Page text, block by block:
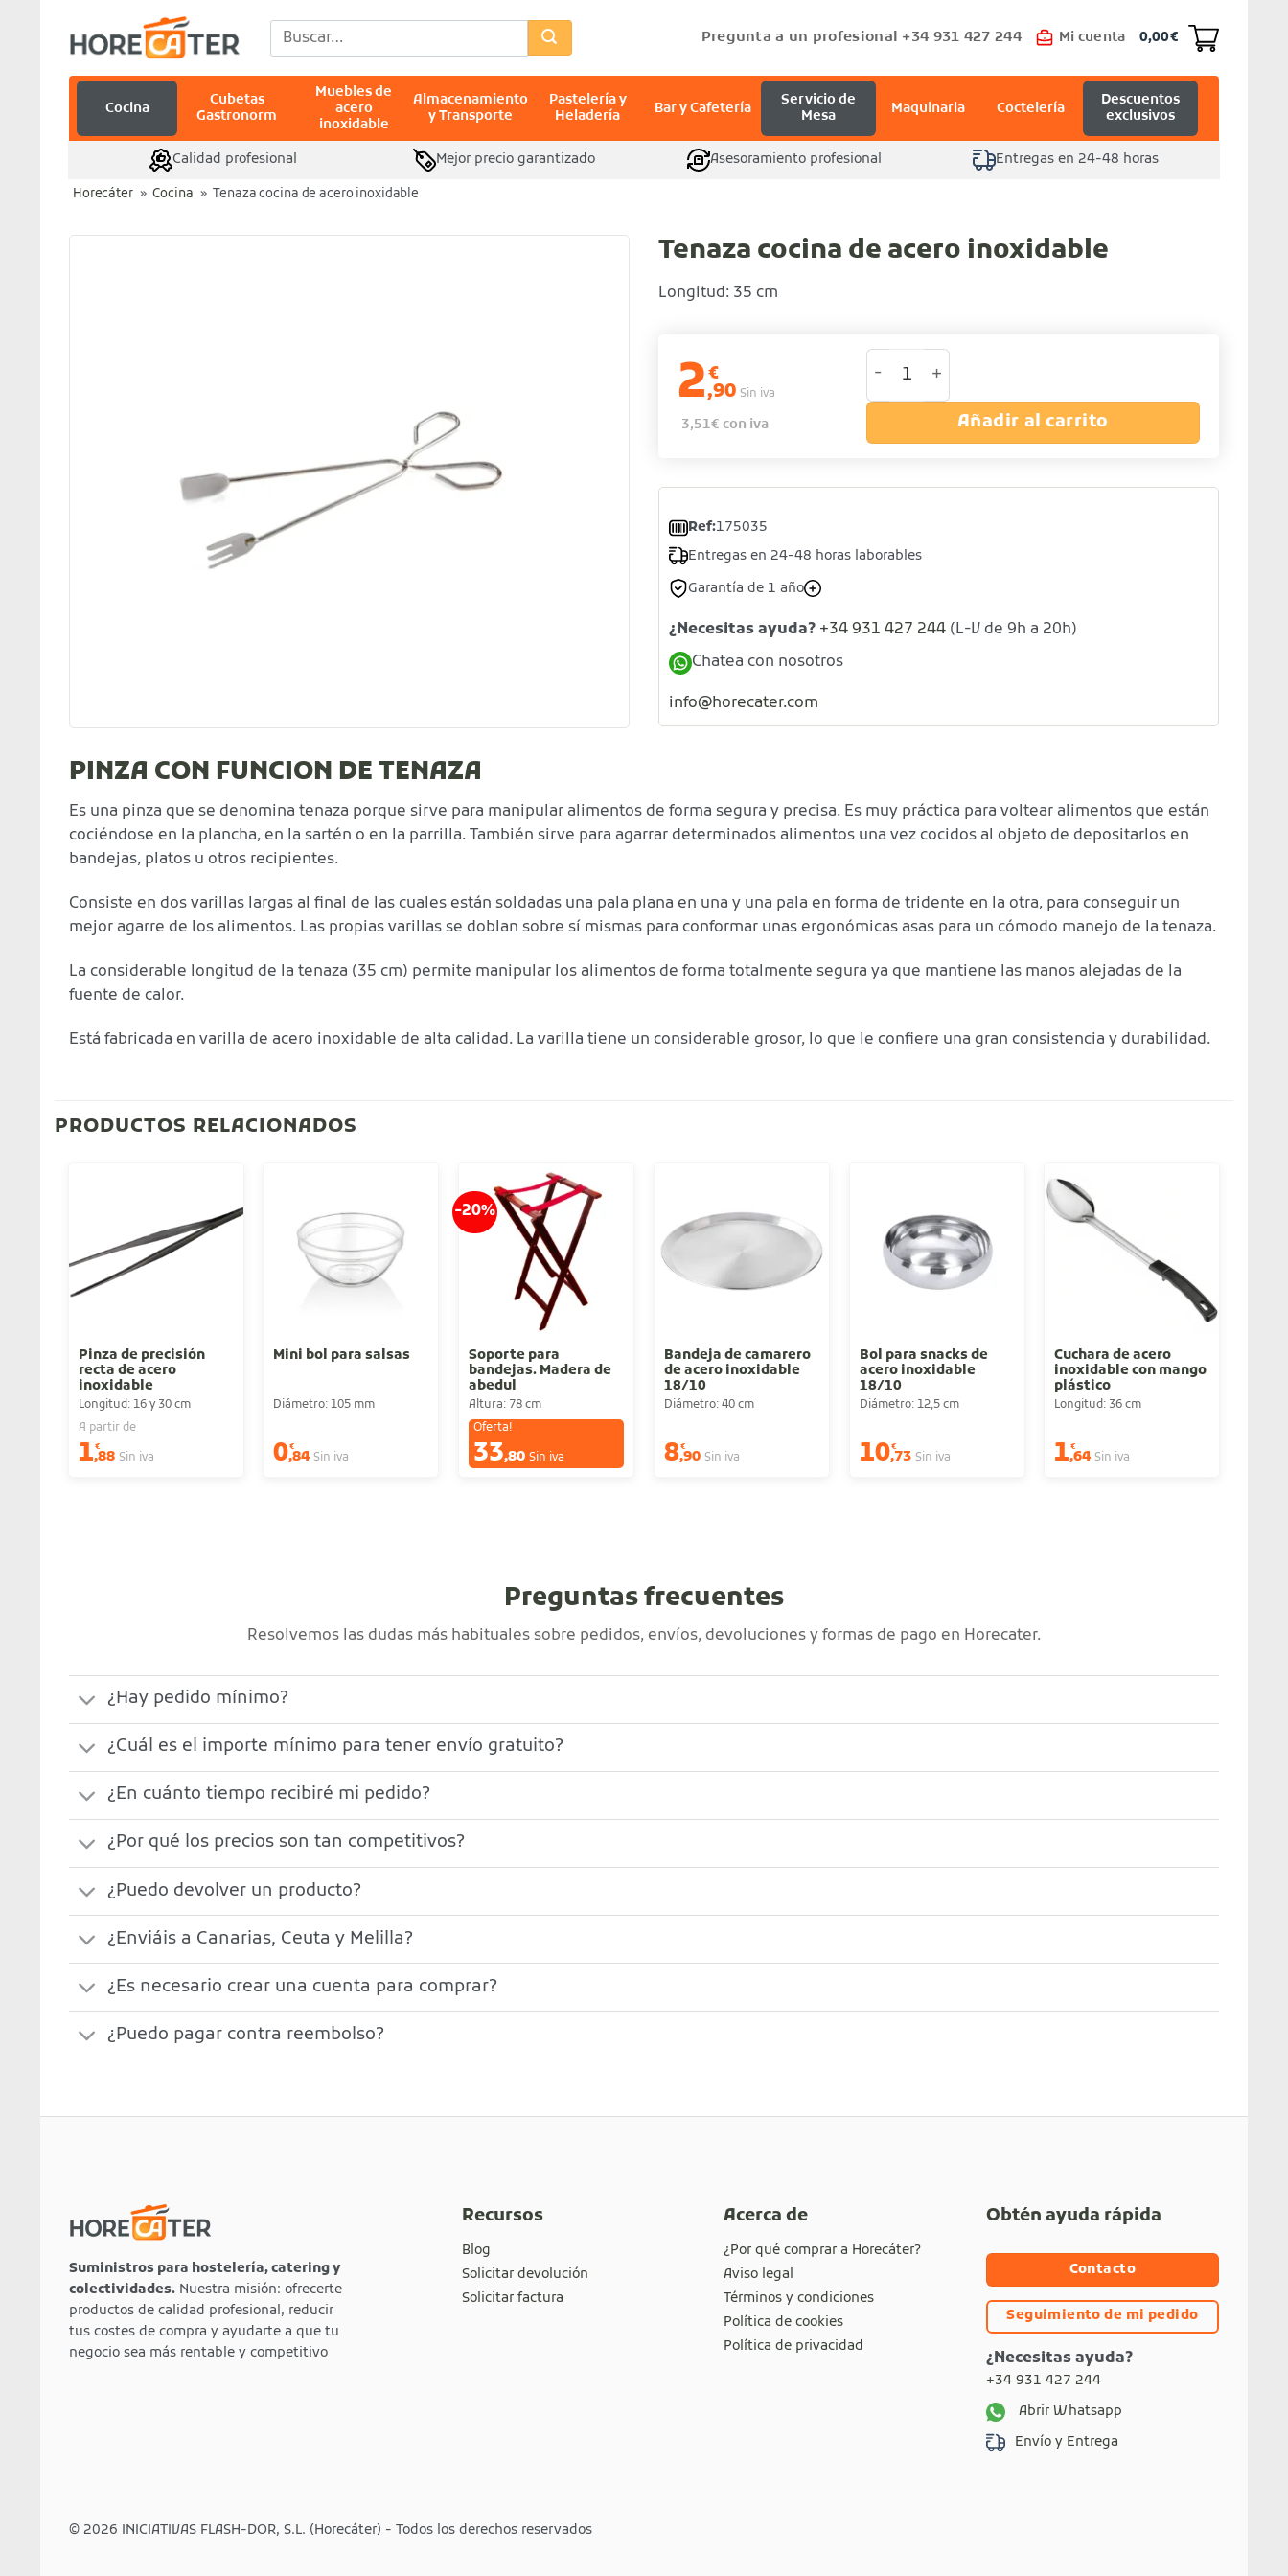
contenido
Buscar
por:
Pregunta a un profesional +34 931 427 244 Mi cuenta 0,00€
Cocina
Cubetas
Gastronorm
Muebles de
acero
inoxidable
Almacenamiento
y Transporte
Pastelería y
Heladería
Bar y Cafetería
Servicio de
Mesa
Maquinaria Coctelería
Descuentos
exclusivos
Calidad profesional Mejor precio garantizado Asesoramiento profesional Entregas en 24-48 horas
Horecáter » Cocina » Tenaza cocina de acero inoxidable
Tenaza cocina de acero inoxidable
Longitud: 35 cm
2€
,90 Sin iva
3,51€ con iva
Tenaza cocina de acero inoxidable cantidad
Añadir al carrito
Ref:175035
Entregas en 24-48 horas laborables
Garantía de 1 año
¿Necesitas ayuda? +34 931 427 244 (L-V de 9h a 20h)
Chatea con nosotros
info@horecater.com
PINZA CON FUNCION DE TENAZA
Es una pinza que se denomina tenaza porque sirve para manipular alimentos de forma segura y precisa. Es muy práctica para voltear alimentos que están
cociéndose en la plancha, en la sartén o en la parrilla. También sirve para agarrar determinados alimentos una vez cocidos al objeto de depositarlos en
bandejas, platos u otros recipientes.
Consiste en dos varillas largas al final de las cuales están soldadas una pala plana en una y una pala en forma de tridente en la otra, para conseguir un
mejor agarre de los alimentos. Las propias varillas se doblan sobre sí mismas para conformar unas ergonómicas asas para un cómodo manejo de la tenaza.
La considerable longitud de la tenaza (35 cm) permite manipular los alimentos de forma totalmente segura ya que mantiene las manos alejadas de la
fuente de calor.
Está fabricada en varilla de acero inoxidable de alta calidad. La varilla tiene un considerable grosor, lo que le confiere una gran consistencia y durabilidad.
PRODUCTOS RELACIONADOS
Pinza de precisión
recta de acero
inoxidable
Longitud: 16 y 30 cm
A partir de
1€
,88 Sin iva
Mini bol para salsas
Diámetro: 105 mm
0€
,84 Sin iva
-20%
Soporte para
bandejas. Madera de
abedul
Altura: 78 cm
Oferta!
33,80 Sin iva
Bandeja de camarero
de acero inoxidable
18/10
Diámetro: 40 cm
8€
,90 Sin iva
Bol para snacks de
acero inoxidable
18/10
Diámetro: 12,5 cm
10€
,73 Sin iva
Cuchara de acero
inoxidable con mango
plástico
Longitud: 36 cm
1€
,64 Sin iva
Preguntas frecuentes
Resolvemos las dudas más habituales sobre pedidos, envíos, devoluciones y formas de pago en Horecater.
¿Hay pedido mínimo?
¿Cuál es el importe mínimo para tener envío gratuito?
¿En cuánto tiempo recibiré mi pedido?
¿Por qué los precios son tan competitivos?
¿Puedo devolver un producto?
¿Enviáis a Canarias, Ceuta y Melilla?
¿Es necesario crear una cuenta para comprar?
¿Puedo pagar contra reembolso?
Suministros para hostelería, catering y
colectividades. Nuestra misión: ofrecerte
productos de calidad profesional, reducir
tus costes de compra y ayudarte a que tu
negocio sea más rentable y competitivo
Recursos
Blog
Solicitar devolución
Solicitar factura
Acerca de
¿Por qué comprar a Horecáter?
Aviso legal
Términos y condiciones
Política de cookies
Política de privacidad
Obtén ayuda rápida
Contacto
Seguimiento de mi pedido
¿Necesitas ayuda?
+34 931 427 244
Abrir Whatsapp
Envío y Entrega
© 2026 INICIATIVAS FLASH-DOR, S.L. (Horecáter) - Todos los derechos reservados